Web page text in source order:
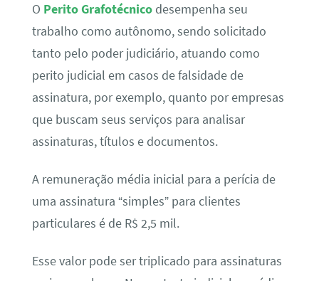
O Perito Grafotécnicodesempenha seu
trabalho como autônomo, sendo solicitado
tanto pelo poder judiciário, atuando como
perito judicial em casos de falsidade de
assinatura, por exemplo, quanto por empresas
que buscam seus serviços para analisar
assinaturas, títulos e documentos.
A remuneração média inicial para a perícia de
uma assinatura “simples” para clientes
particulares é de R$ 2,5 mil.
Esse valor pode ser triplicado para assinaturas